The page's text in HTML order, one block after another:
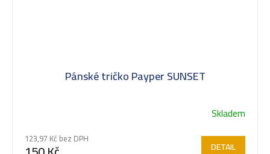
Pánské tričko Payper SUNSET
Skladem
123,97 Kč bez DPH
DETAIL